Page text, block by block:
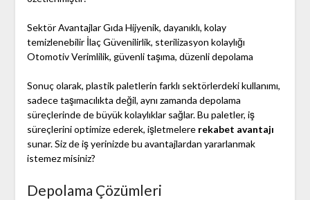
Sektör Avantajlar Gıda Hijyenik, dayanıklı, kolay
temizlenebilir İlaç Güvenilirlik, sterilizasyon kolaylığı
Otomotiv Verimlilik, güvenli taşıma, düzenli depolama
Sonuç olarak, plastik paletlerin farklı sektörlerdeki kullanımı,
sadece taşımacılıkta değil, aynı zamanda depolama
süreçlerinde de büyük kolaylıklar sağlar. Bu paletler, iş
süreçlerini optimize ederek, işletmelere rekabet avantajı
sunar. Siz de iş yerinizde bu avantajlardan yararlanmak
istemez misiniz?
Depolama Çözümleri